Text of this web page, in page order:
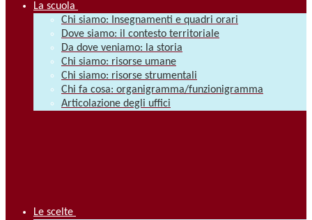
La scuola
Chi siamo: Insegnamenti e quadri orari
Dove siamo: il contesto territoriale
Da dove veniamo: la storia
Chi siamo: risorse umane
Chi siamo: risorse strumentali
Chi fa cosa: organigramma/funzionigramma
Articolazione degli uffici
Le scelte